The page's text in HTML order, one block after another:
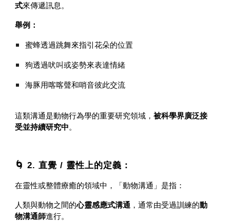
式來傳遞訊息。
舉例：
蜜蜂透過跳舞來指引花朵的位置
狗透過吠叫或姿勢來表達情緒
海豚用喀喀聲和哨音彼此交流
這類溝通是動物行為學的重要研究領域，被科學界廣泛接
受並持續研究中。
🌀 2. 直覺 / 靈性上的定義：
在靈性或整體療癒的領域中，「動物溝通」是指：
人類與動物之間的心靈感應式溝通 ，通常由受過訓練的動
物溝通師進行。